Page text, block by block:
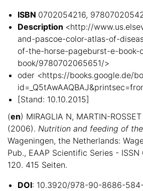
ISBN 0702054216,
Description <http://
and-pascoe-color-atlas-of-
of-the-horse-pageburst-e-book-
book/9780702065651/>
oder <https://books.google.de/
[Stand: 10.10.2015]
(en) MIRAGLIA N, MARTIN-
(2006). Nutrition and feeding of
Wageningen, the Netherlands:
Pub., EAAP Scientific Series - ISSN
120. 415 Seiten.
DOI: 10.3920/978-90-8686-